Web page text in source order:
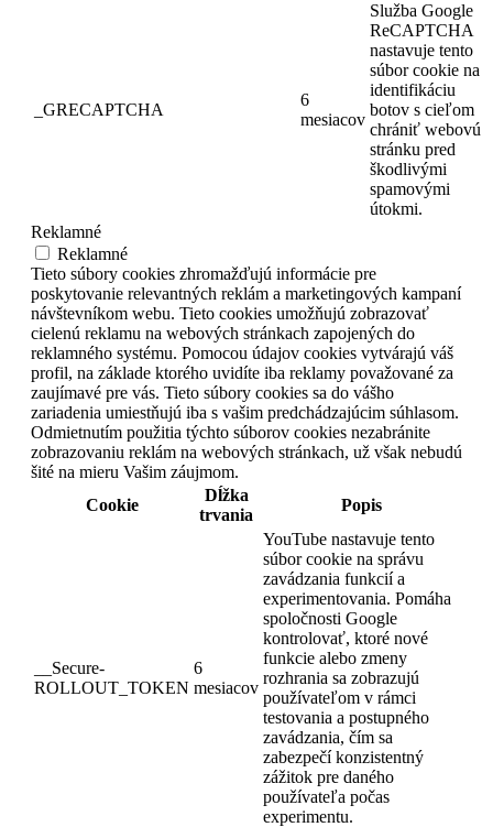
_GRECAPTCHA
6
mesiacov
Služba Google
ReCAPTCHA
nastavuje tento
súbor cookie na
identifikáciu
botov s cieľom
chrániť webovú
stránku pred
škodlivými
spamovými
útokmi.
Reklamné
Reklamné
Tieto súbory cookies zhromažďujú informácie pre
poskytovanie relevantných reklám a marketingových kampaní
návštevníkom webu. Tieto cookies umožňujú zobrazovať
cielenú reklamu na webových stránkach zapojených do
reklamného systému. Pomocou údajov cookies vytvárajú váš
profil, na základe ktorého uvidíte iba reklamy považované za
zaujímavé pre vás. Tieto súbory cookies sa do vášho
zariadenia umiestňujú iba s vašim predchádzajúcim súhlasom.
Odmietnutím použitia týchto súborov cookies nezabránite
zobrazovaniu reklám na webových stránkach, už však nebudú
šité na mieru Vašim záujmom.
Cookie
Dĺžka
trvania
Popis
__Secure-
ROLLOUT_TOKEN
6
mesiacov
YouTube nastavuje tento
súbor cookie na správu
zavádzania funkcií a
experimentovania. Pomáha
spoločnosti Google
kontrolovať, ktoré nové
funkcie alebo zmeny
rozhrania sa zobrazujú
používateľom v rámci
testovania a postupného
zavádzania, čím sa
zabezpečí konzistentný
zážitok pre daného
používateľa počas
experimentu.